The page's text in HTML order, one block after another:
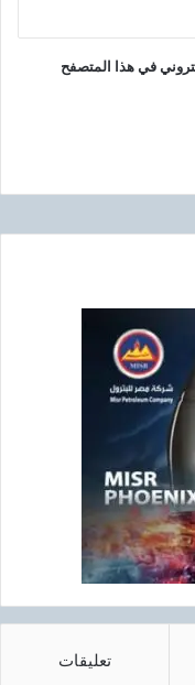
في هذا المتصفح
تعليقات